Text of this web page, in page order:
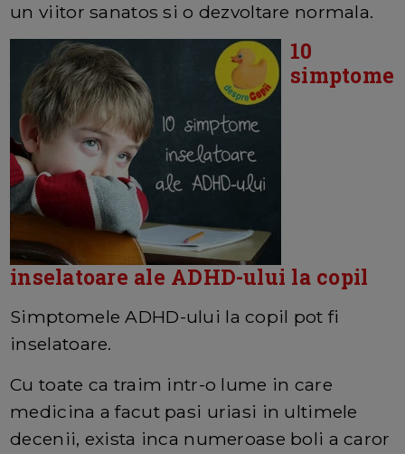
un viitor sanatos si o dezvoltare normala.
10
simptome
inselatoare ale ADHD-ului la copil
Simptomele ADHD-ului la copil pot fi
inselatoare.
Cu toate ca traim intr-o lume in care
medicina a facut pasi uriasi in ultimele
decenii, exista inca numeroase boli a caror